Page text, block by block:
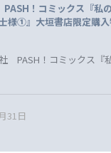
PASH！コミックス『私
様①』大垣書店限定購
PASH！コミックス『
31日